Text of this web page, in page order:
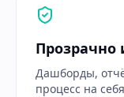
Прозрачно
Дашборды,
процесс на